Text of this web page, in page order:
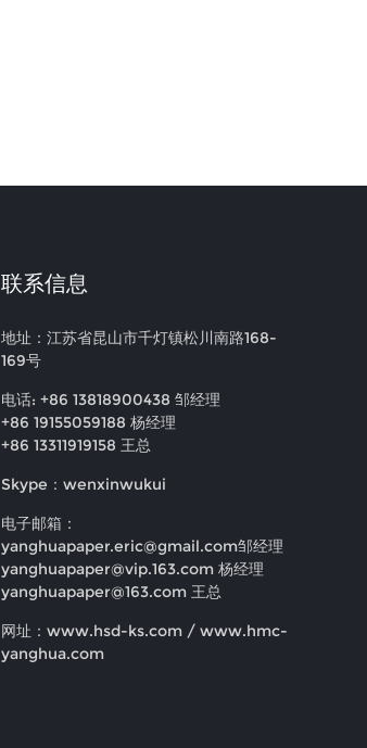
联系信息
地址：江苏省昆山市千灯镇松川南路168-
169号
电话: +86 13818900438 邹经理
+86 19155059188 杨经理
+86 13311919158 王总
Skype：wenxinwukui
电子邮箱：
yanghuapaper.eric@gmail.com邹经理
yanghuapaper@vip.163.com 杨经理
yanghuapaper@163.com 王总
网址：www.hsd-ks.com / www.hmc-
yanghua.com